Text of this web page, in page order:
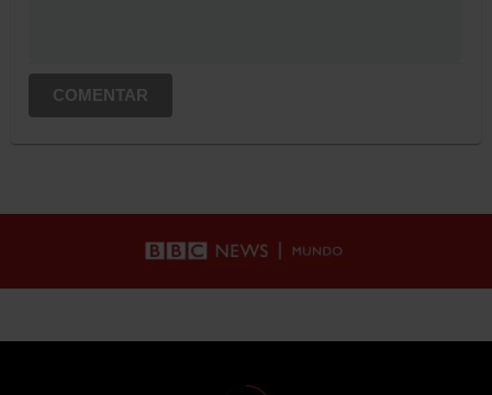
COMENTAR